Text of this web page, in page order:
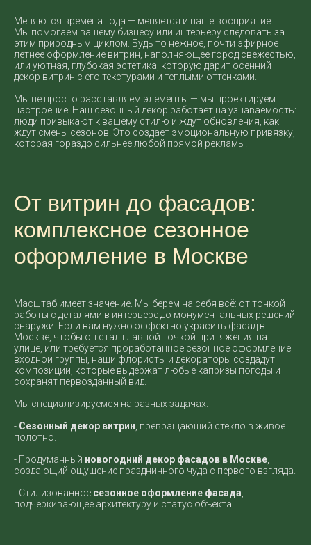
Меняются времена года — меняется и наше восприятие.
Мы помогаем вашему бизнесу или интерьеру следовать за
этим природным циклом. Будь то нежное, почти эфирное
летнее оформление витрин, наполняющее город свежестью,
или уютная, глубокая эстетика, которую дарит осенний
декор витрин с его текстурами и теплыми оттенками.
Мы не просто расставляем элементы — мы проектируем
настроение. Наш сезонный декор работает на узнаваемость:
люди привыкают к вашему стилю и ждут обновления, как
ждут смены сезонов. Это создает эмоциональную привязку,
которая гораздо сильнее любой прямой рекламы.
От витрин до фасадов:
комплексное сезонное
оформление в Москве
Масштаб имеет значение. Мы берем на себя всё: от тонкой
работы с деталями в интерьере до монументальных решений
снаружи. Если вам нужно эффектно украсить фасад в
Москве, чтобы он стал главной точкой притяжения на
улице, или требуется проработанное сезонное оформление
входной группы, наши флористы и декораторы создадут
композиции, которые выдержат любые капризы погоды и
сохранят первозданный вид.
Мы специализируемся на разных задачах:
- Сезонный декор витрин , превращающий стекло в живое
полотно.
- Продуманный новогодний декор фасадов в Москве
создающий ощущение праздничного чуда с первого взгляда.
- Стилизованное сезонное оформление фасада
подчеркивающее архитектуру и статус объекта.